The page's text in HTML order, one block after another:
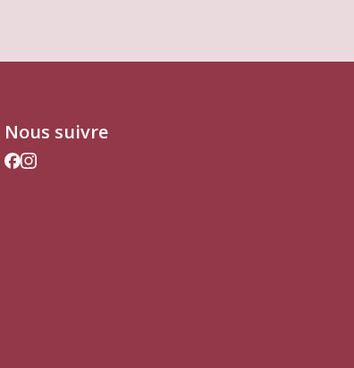
Nous suivre